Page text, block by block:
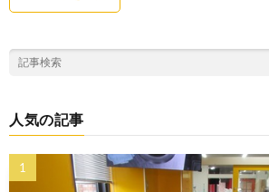
人気の記事